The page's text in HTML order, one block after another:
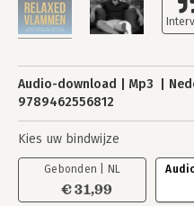
Audio-download Mp3
9789462556812
Kies uw bindwijze
Gebonden | NL
€ 31,99